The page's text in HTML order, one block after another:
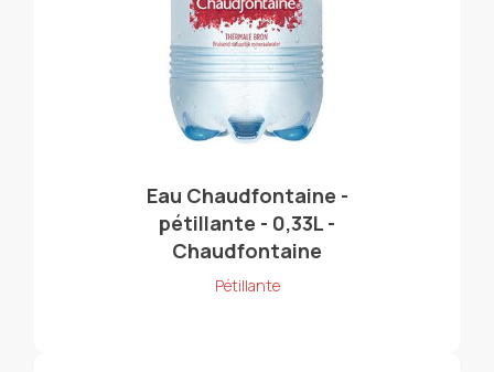
Eau Chaudfontaine -
pétillante - 0,33L -
Chaudfontaine
Pétillante